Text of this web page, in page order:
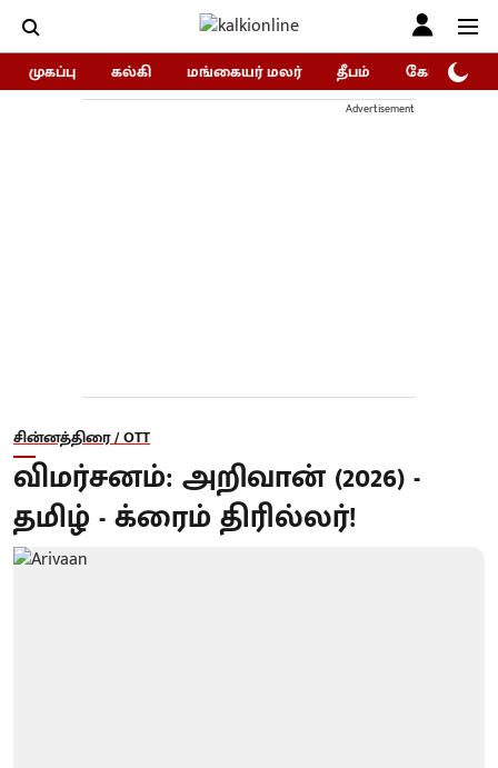
முகப்பு கல்கி மங்கையர் மலர் தீபம் கோகுலம்/
Advertisement
சின்னத்திரை / OTT
விமர்சனம்: அறிவான் (2026) -
தமிழ் - க்ரைம் திரில்லர்!